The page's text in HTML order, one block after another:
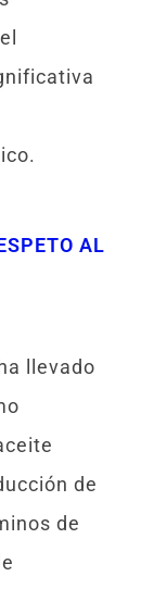
AL
llevado
de
de